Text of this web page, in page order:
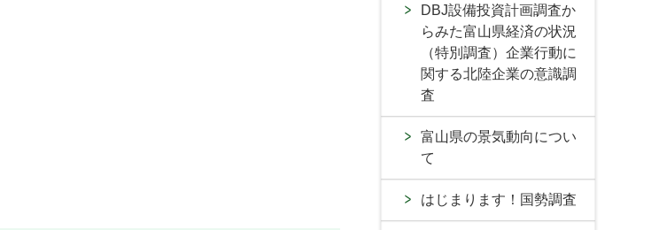
DBJ設備投資計画調査か
らみた富山県経済の状況
（特別調査）企業行動に
関する北陸企業の意識調
査
富山県の景気動向につい
て
はじまります！国勢調査